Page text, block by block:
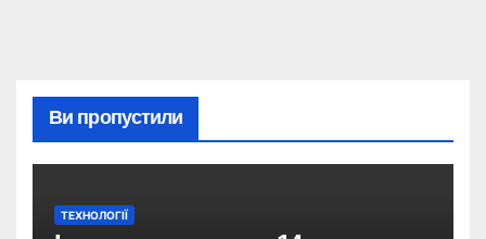
Ви пропустили
ТЕХНОЛОГІЇ